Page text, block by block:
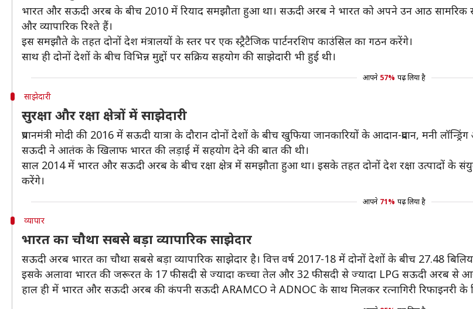
भारत और सऊदी अरब के बीच 2010 में रियाद समझौता हुआ था। सऊदी अरब ने भारत को अपने उन आठ सामरिक
और व्यापारिक रिश्ते हैं।
इस समझौते के तहत दोनों देश मंत्रालयों के स्तर पर एक स्ट्रैटैजिक पार्टनरशिप काउंसिल का गठन करेंगे।
साथ ही दोनों देशों के बीच विभिन्न मुद्दों पर सक्रिय सहयोग की साझेदारी भी हुई थी।
आपने 57% पढ़ लिया है
साझेदारी
सुरक्षा और रक्षा क्षेत्रों में साझेदारी
प्रधानमंत्री मोदी की 2016 में सऊदी यात्रा के दौरान दोनों देशों के बीच खुफिया जानकारियों के आदान-प्रदान, मनी
सऊदी ने आतंक के खिलाफ भारत की लड़ाई में सहयोग देने की बात की थी।
साल 2014 में भारत और सऊदी अरब के बीच रक्षा क्षेत्र में समझौता हुआ था। इसके तहत दोनों देश रक्षा उत्पादों के
करेंगे।
आपने 71% पढ़ लिया है
व्यापार
भारत का चौथा सबसे बड़ा व्यापारिक साझेदार
सऊदी अरब भारत का चौथा सबसे बड़ा व्यापारिक साझेदार है। वित्त वर्ष 2017-18 में दोनों देशों के बीच 27.48
इसके अलावा भारत की जरूरत के 17 फीसदी से ज्यादा कच्चा तेल और 32 फीसदी से ज्यादा LPG सऊदी अरब से
हाल ही में भारत और सऊदी अरब की कंपनी सऊदी ARAMCO ने ADNOC के साथ मिलकर रत्नागिरी रिफाइनरी के